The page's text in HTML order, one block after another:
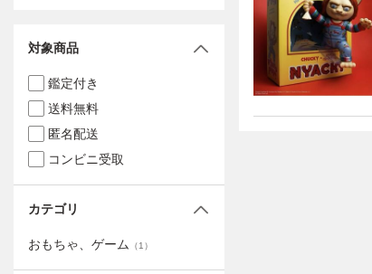
対象商品
鑑定付き
送料無料
匿名配送
コンビニ受取
カテゴリ
おもちゃ、ゲーム （1 ）